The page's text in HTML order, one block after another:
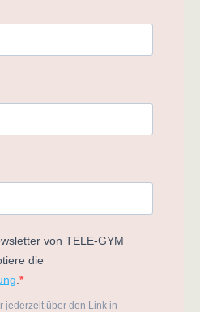
von TELE-GYM
die
jederzeit über den Link in